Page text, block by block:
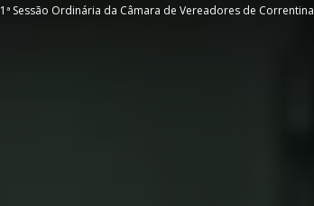
1ª Sessão Ordinária da Câmara de Vereadores de Correntina